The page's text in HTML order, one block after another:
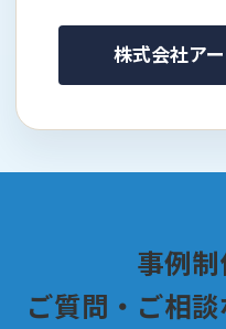
株式会社ア
事例
ご質問・ご相